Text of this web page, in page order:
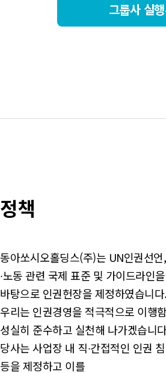
그룹사 실
정책
동아쏘시오홀딩스(주)는 UN인권선
∙노동 관련 국제 표준 및 가이드라인
바탕으로 인권헌장을 제정하였습니
우리는 인권경영을 적극적으로 이행
성실히 준수하고 실천해 나가겠습니
당사는 사업장 내 직∙간접적인 인권
등을 제정하고 이를